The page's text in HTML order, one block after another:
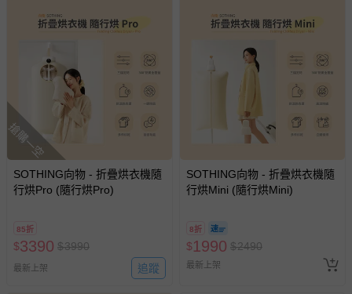
搶購一空
SOTHING向物 - 折疊烘衣機隨
行烘Pro (隨行烘Pro)
85折
$3390 $3990
最新上架 追蹤
SOTHING向物 - 折疊烘衣機隨
行烘Mini (隨行烘Mini)
8折
$1990 $2490
最新上架